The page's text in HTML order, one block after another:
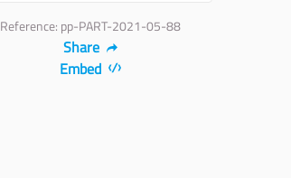
Reference: pp-PART-2021-05-88
Share
Embed